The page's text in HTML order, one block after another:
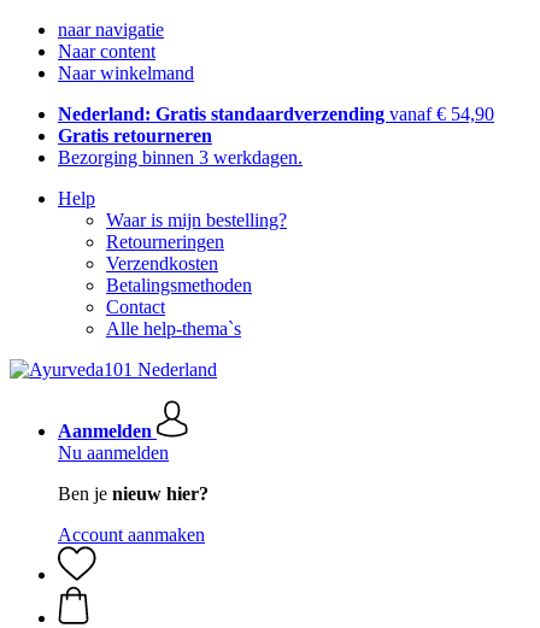
naar navigatie
Naar content
Naar winkelmand
Nederland: Gratis standaardverzending vanaf € 54,90
Gratis retourneren
Bezorging binnen 3 werkdagen.
Help
Waar is mijn bestelling?
Retourneringen
Verzendkosten
Betalingsmethoden
Contact
Alle help-thema`s
Aanmelden
Nu aanmelden
Ben je nieuw hier?
Account aanmaken